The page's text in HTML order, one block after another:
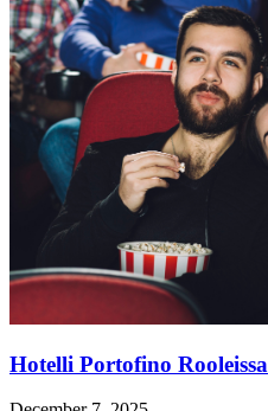
Hotelli Portofino Rooleissa